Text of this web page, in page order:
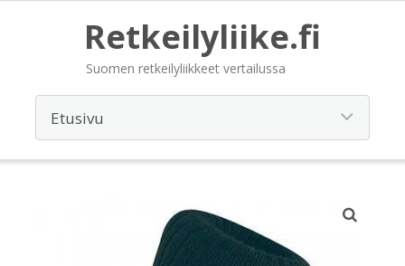
Retkeilyliike.fi
Suomen retkeilyliikkeet vertailussa